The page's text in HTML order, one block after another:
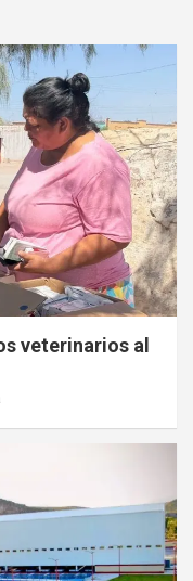
veterinarios al